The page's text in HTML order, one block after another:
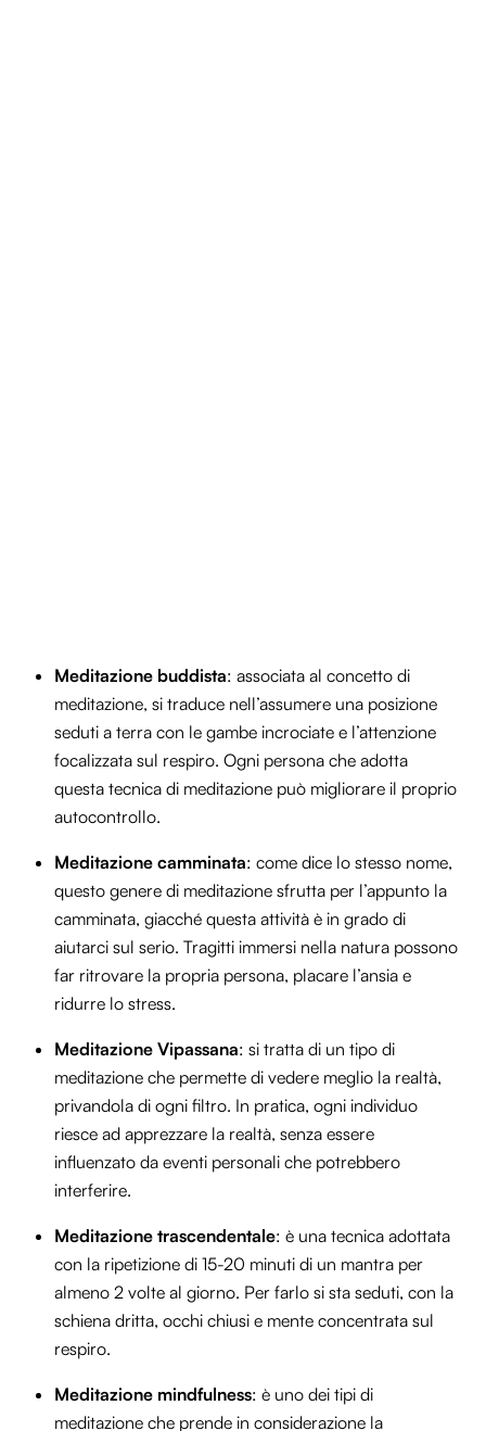
Meditazione buddista: associata al concetto di
meditazione, si traduce nell’assumere una posizione
seduti a terra con le gambe incrociate e l’attenzione
focalizzata sul respiro. Ogni persona che adotta
questa tecnica di meditazione può migliorare il proprio
autocontrollo.
Meditazione camminata: come dice lo stesso nome,
questo genere di meditazione sfrutta per l’appunto la
camminata, giacché questa attività è in grado di
aiutarci sul serio. Tragitti immersi nella natura possono
far ritrovare la propria persona, placare l’ansia e
ridurre lo stress.
Meditazione Vipassana: si tratta di un tipo di
meditazione che permette di vedere meglio la realtà,
privandola di ogni filtro. In pratica, ogni individuo
riesce ad apprezzare la realtà, senza essere
influenzato da eventi personali che potrebbero
interferire.
Meditazione trascendentale: è una tecnica adottata
con la ripetizione di 15-20 minuti di un mantra per
almeno 2 volte al giorno. Per farlo si sta seduti, con la
schiena dritta, occhi chiusi e mente concentrata sul
respiro.
Meditazione mindfulness: è uno dei tipi di
meditazione che prende in considerazione la